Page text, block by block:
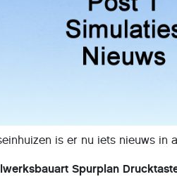
is er nu iets nieuws in
Spurplan